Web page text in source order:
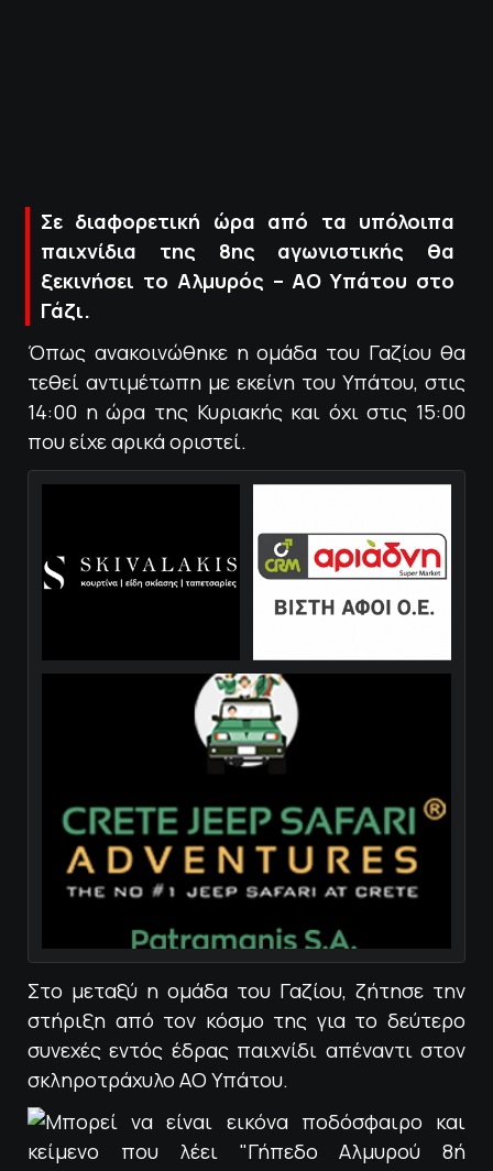
Σε διαφορετική ώρα από τα υπόλοιπα
παιχνίδια της 8ης αγωνιστικής θα
ξεκινήσει το Αλμυρός – ΑΟ Υπάτου στο
Γάζι.
Όπως ανακοινώθηκε η ομάδα του Γαζίου θα
τεθεί αντιμέτωπη με εκείνη του Υπάτου, στις
14:00 η ώρα της Κυριακής και όχι στις 15:00
που είχε αρικά οριστεί.
Στο μεταξύ η ομάδα του Γαζίου, ζήτησε την
στήριξη από τον κόσμο της για το δεύτερο
συνεχές εντός έδρας παιχνίδι απέναντι στον
σκληροτράχυλο ΑΟ Υπάτου.